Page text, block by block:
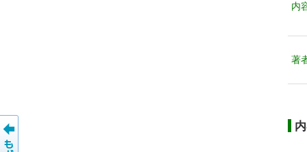
内
著